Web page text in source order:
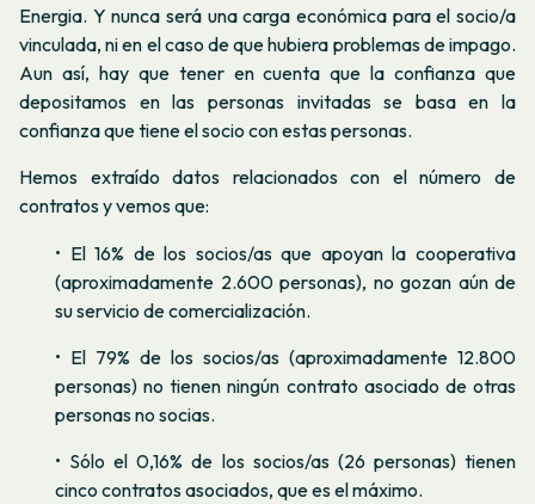
Energia. Y nunca será una carga económica para el socio/a
vinculada, ni en el caso de que hubiera problemas de impago.
Aun así, hay que tener en cuenta que la confianza que
depositamos en las personas invitadas se basa en la
confianza que tiene el socio con estas personas.
Hemos extraído datos relacionados con el número de
contratos y vemos que:
• El 16% de los socios/as que apoyan la cooperativa
(aproximadamente 2.600 personas), no gozan aún de
su servicio de comercialización.
• El 79% de los socios/as (aproximadamente 12.800
personas) no tienen ningún contrato asociado de otras
personas no socias.
• Sólo el 0,16% de los socios/as (26 personas) tienen
cinco contratos asociados, que es el máximo.